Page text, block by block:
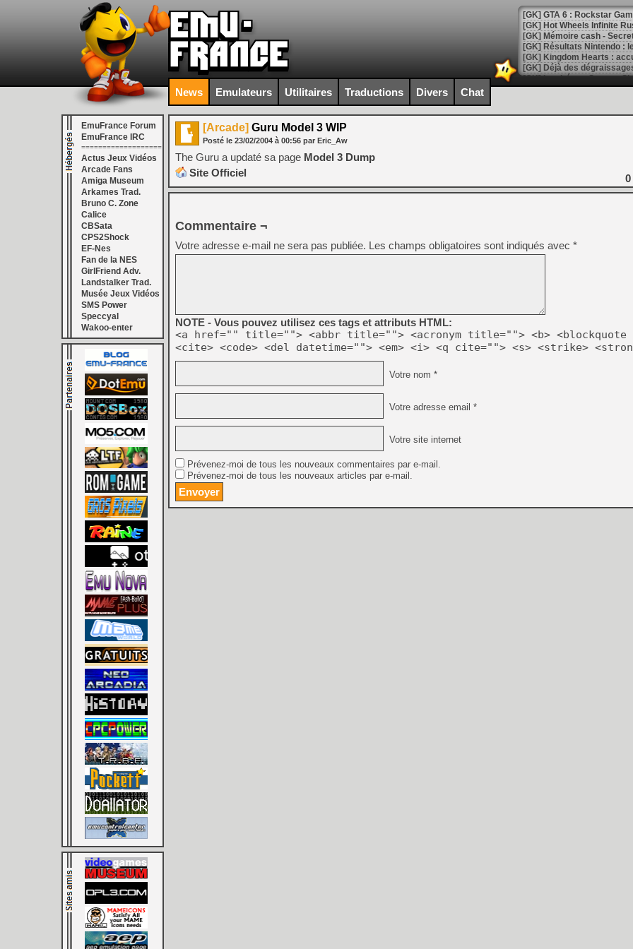
[GK] GTA 6 : Rockstar
[GK] Hot Wheels Infinite
[GK] Mémoire cash -
[GK] Résultats Nintendo :
[GK] Déjà des
[Mo5] Brickboy cherche à
[GK] Minecraft et ses «
[GK] Beast of
[GK] Ubisoft : fin de partie
[GK] Mémoire cash -
[GK] Dan Houser (GTA)
[GK] Comment EA Sports
[GK] Crimson Moon : un
[GK] Isle of Reveries : le
[GK] Moonlighter 2 : The
[GK] Capcom relance
[Mo5] Deux inédits du
[GK] Le beat'em up The
[GK] Endless Legend 2 :
[LS] [PS5] Le WebKit
[GK] Oubliez Crazy Taxi,
[LS] [Switch] NSZ 5.0.0
[GK] No More Room in
[GK] Un chatbot Atelier
[GK] Mémoire cash -
[GK] Nvidia : le prix des
[GK] Suikoden Star Leap
[Mo5] La mini borne
[GK] Pourquoi Marvel
[GK] Test : Restory : Chill
News Emulateurs Utilitaires Traductions Divers Chat
EmuFrance Forum
EmuFrance IRC
===================
Actus Jeux Vidéos
Arcade Fans
Amiga Museum
Arkames Trad.
Bruno C. Zone
Calice
CBSata
CPS2Shock
EF-Nes
Fan de la NES
GirlFriend Adv.
Landstalker Trad.
Musée Jeux Vidéos
SMS Power
Speccyal
Wakoo-enter
[Arcade] Guru Model 3 WIP
Posté le 23/02/2004 à 00:56 par Eric_Aw
The Guru a updaté sa page Model 3 Dump
Site Officiel
0
Commentaire ¬
Votre adresse e-mail ne sera pas publiée. Les champs obligatoires sont indiqués avec *
NOTE - Vous pouvez utilisez ces tags et attributs HTML:
<a href="" title=""> <abbr title=""> <acronym title=""> <b> <blockquote
<cite> <code> <del datetime=""> <em> <i> <q cite=""> <s> <strike>
Votre nom *
Votre adresse email *
Votre site internet
Prévenez-moi de tous les nouveaux commentaires par e-mail.
Prévenez-moi de tous les nouveaux articles par e-mail.